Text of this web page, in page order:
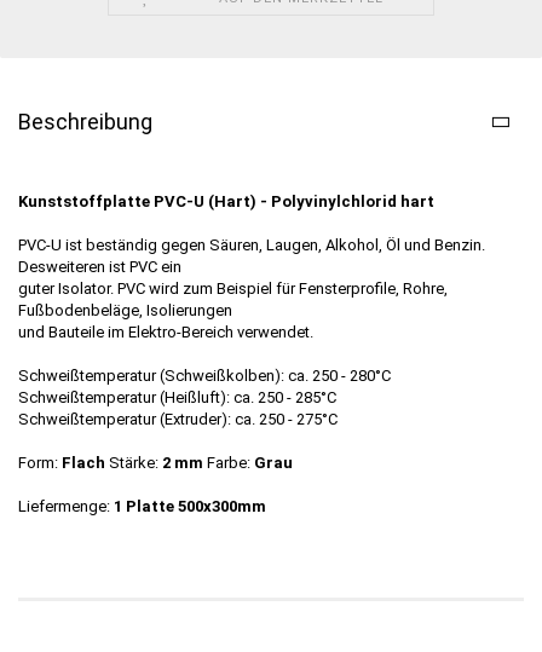
Beschreibung
Kunststoffplatte PVC-U (Hart) - Polyvinylchlorid hart
PVC-U ist beständig gegen Säuren, Laugen, Alkohol, Öl und Benzin.
Desweiteren ist PVC ein
guter Isolator. PVC wird zum Beispiel für Fensterprofile, Rohre,
Fußbodenbeläge, Isolierungen
und Bauteile im Elektro-Bereich verwendet.
Schweißtemperatur (Schweißkolben): ca. 250 - 280°C
Schweißtemperatur (Heißluft): ca. 250 - 285°C
Schweißtemperatur (Extruder): ca. 250 - 275°C
Form: Flach Stärke: 2 mm Farbe: Grau
Liefermenge: 1 Platte 500x300mm